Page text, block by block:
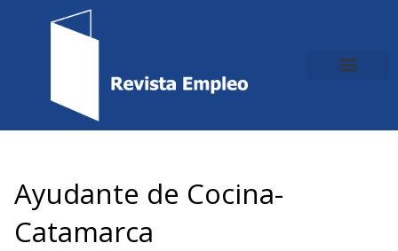
Ayudante de Cocina-
Catamarca